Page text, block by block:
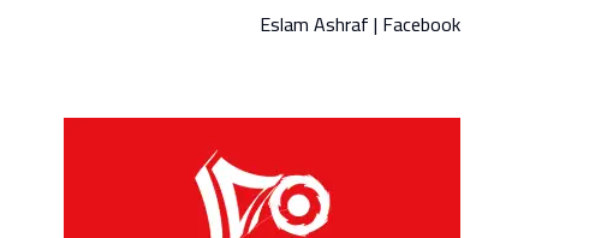
Eslam Ashraf | Facebook